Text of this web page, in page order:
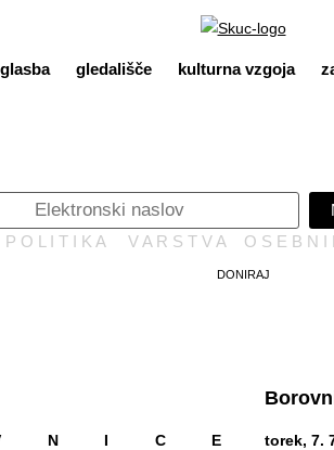
glasba gledališče kulturna vzgoja
P O L I T I K A V A R S T V A O S E B N
DONIRAJ
N I C E
torek, 7.